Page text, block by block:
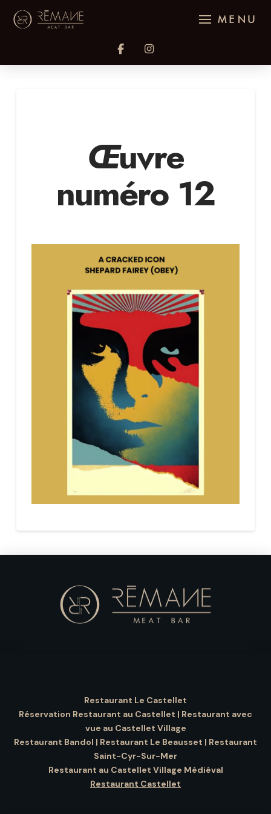
MENU
Œuvre
numéro 12
Restaurant Le Castellet
Réservation Restaurant au Castellet | Restaurant avec
vue au Castellet Village
Restaurant Bandol | Restaurant Le Beausset | Restaurant
Saint-Cyr-Sur-Mer
Restaurant au Castellet Village Médiéval
Restaurant Castellet